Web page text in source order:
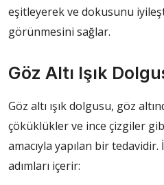
eşitleyerek ve dokusunu
görünmesini sağlar.
Göz Altı Işık
Göz altı ışık dolgusu, göz
çöküklükler ve ince çizgiler
amacıyla yapılan bir
adımları içerir: